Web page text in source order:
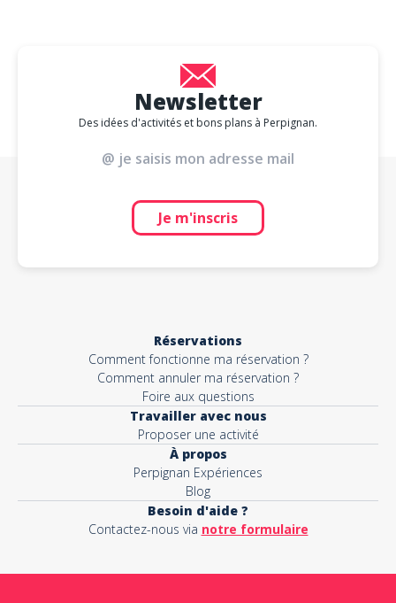
Newsletter
Des idées d'activités et bons plans à Perpignan.
Je m'inscris
Réservations
Comment fonctionne ma réservation ?
Comment annuler ma réservation ?
Foire aux questions
Travailler avec nous
Proposer une activité
À propos
Perpignan Expériences
Blog
Besoin d'aide ?
Contactez-nous via notre formulaire